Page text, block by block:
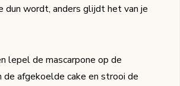
dun wordt, anders glijdt het van je
lepel de mascarpone op de
de afgekoelde cake en strooi de